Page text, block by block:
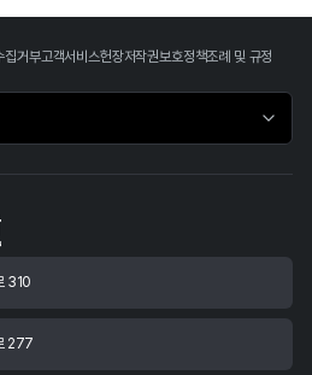
집거부고객서비스헌장저작권보호정책조례 및 규정
310
277